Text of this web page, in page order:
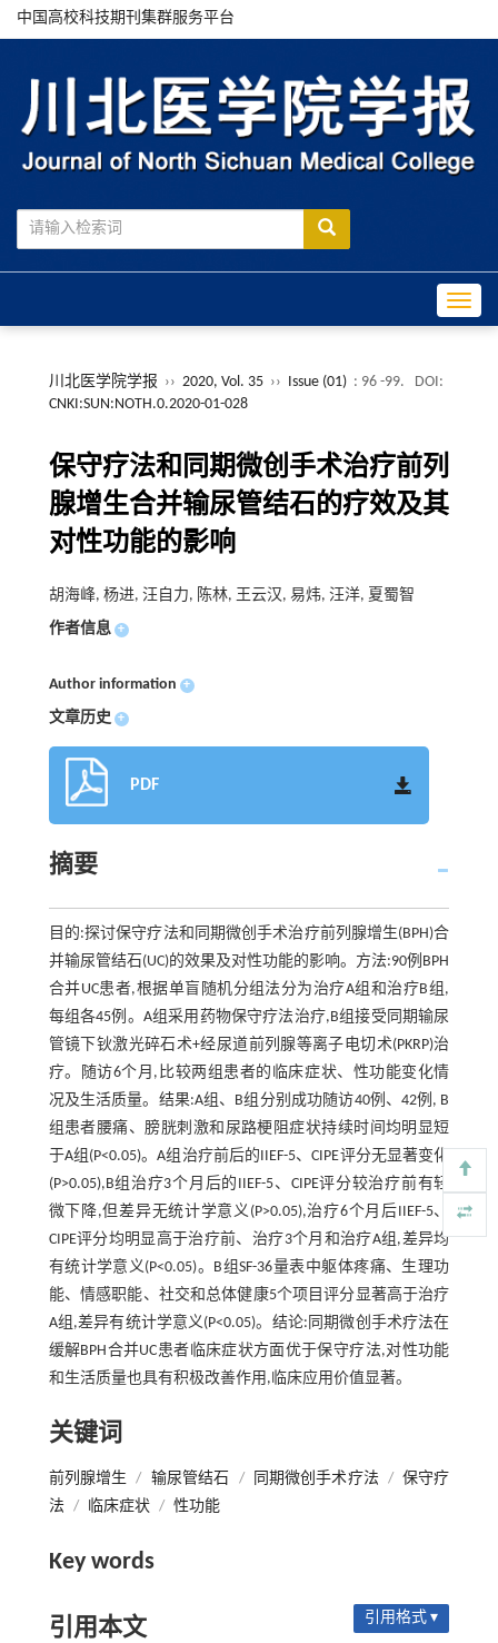
中国高校科技期刊集群服务平台
川北医学院学报 ›› 2020, Vol. 35 ›› Issue (01) : 96 -99.
DOI:
CNKI:SUN:NOTH.0.2020-01-028
保守疗法和同期微创手术治疗前列
腺增生合并输尿管结石的疗效及其
对性功能的影响
胡海峰, 杨进, 汪自力, 陈林, 王云汉, 易炜, 汪洋, 夏蜀智
作者信息 +
Author information +
文章历史 +
PDF
摘要
目的:探讨保守疗法和同期微创手术治疗前列腺增生(BPH)合
并输尿管结石(UC)的效果及对性功能的影响。方法:90例BPH
合并UC患者,根据单盲随机分组法分为治疗A组和治疗B组,
每组各45例。A组采用药物保守疗法治疗,B组接受同期输尿
管镜下钬激光碎石术+经尿道前列腺等离子电切术(PKRP)治
疗。随访6个月,比较两组患者的临床症状、性功能变化情
况及生活质量。结果:A组、B组分别成功随访40例、42例, B
组患者腰痛、膀胱刺激和尿路梗阻症状持续时间均明显短
于A组(P<0.05)。A组治疗前后的IIEF-5、CIPE评分无显著变化
(P>0.05),B组治疗3个月后的IIEF-5、CIPE评分较治疗前有轻
微下降,但差异无统计学意义(P>0.05),治疗6个月后IIEF-5、
CIPE评分均明显高于治疗前、治疗3个月和治疗A组,差异均
有统计学意义(P<0.05)。B组SF-36量表中躯体疼痛、生理功
能、情感职能、社交和总体健康5个项目评分显著高于治疗
A组,差异有统计学意义(P<0.05)。结论:同期微创手术疗法在
缓解BPH合并UC患者临床症状方面优于保守疗法,对性功能
和生活质量也具有积极改善作用,临床应用价值显著。
关键词
前列腺增生 / 输尿管结石 / 同期微创手术疗法 / 保守疗
法 / 临床症状 / 性功能
Key words
引用本文 引用格式 ▾